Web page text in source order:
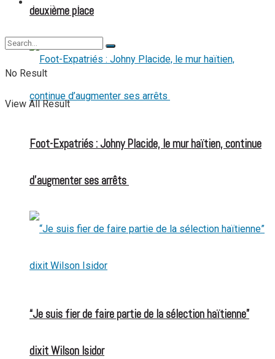
deuxième place
Foot-Expatriés : Johny Placide, le mur haïtien, continue
d’augmenter ses arrêts
“Je suis fier de faire partie de la sélection haïtienne”
dixit Wilson Isidor
No Result
View All Result